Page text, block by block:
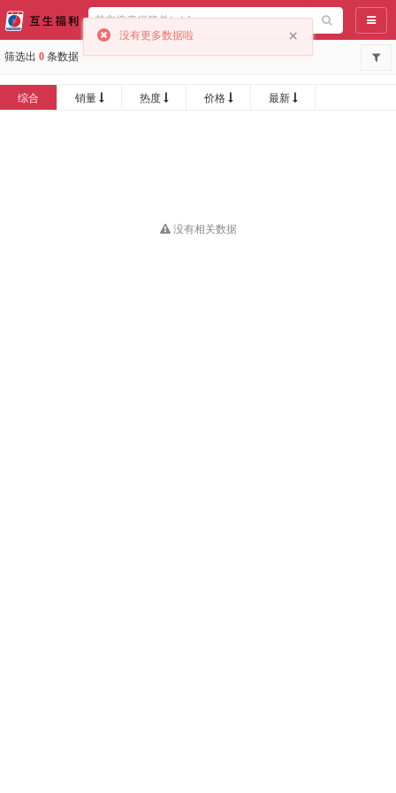
导航
筛选出 0 条数据
综合 销量 热度 价格 最新
没有相关数据
×
没有更多数据啦